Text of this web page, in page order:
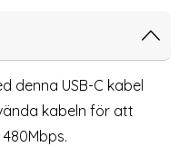
Kabel UltraBoost (Cool
Galaxy A51 - 2-
denna USB-C kabel
kabeln för att